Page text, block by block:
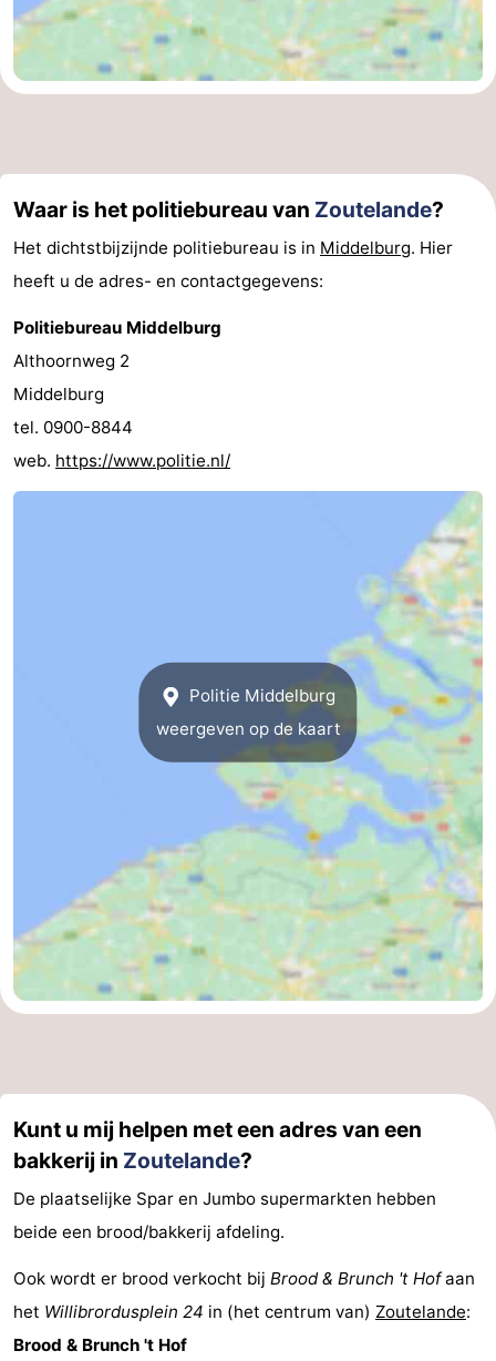
Waar is het politiebureau van Zoutelande?
Het dichtstbijzijnde politiebureau is in Middelburg. Hier
heeft u de adres- en contactgegevens:
Politiebureau Middelburg
Althoornweg 2
Middelburg
tel. 0900-8844
web. https://www.politie.nl/
Politie Middelburg
weergeven op de kaart
Kunt u mij helpen met een adres van een
bakkerij in Zoutelande?
De plaatselijke Spar en Jumbo supermarkten hebben
beide een brood/bakkerij afdeling.
Ook wordt er brood verkocht bij Brood & Brunch 't Hofaan
het Willibrordusplein 24 in (het centrum van) Zoutelande:
Brood & Brunch 't Hof